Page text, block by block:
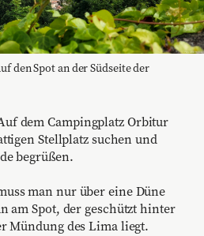
den Spot an der Südseite der
dem Campingplatz Orbitur
Stellplatz suchen und
begrüßen.
man nur über eine Düne
am Spot, der geschützt hinter
Mündung des Lima liegt.